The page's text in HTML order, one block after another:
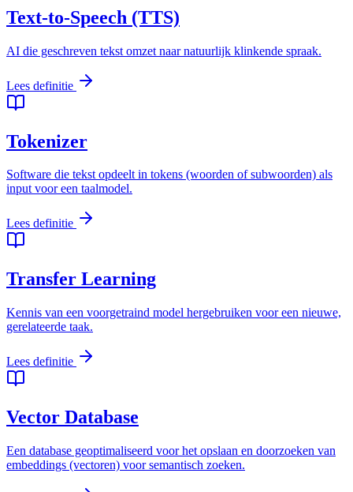
Text-to-Speech (TTS)
AI die geschreven tekst omzet naar natuurlijk klinkende spraak.
Lees definitie
Tokenizer
Software die tekst opdeelt in tokens (woorden of subwoorden) als
input voor een taalmodel.
Lees definitie
Transfer Learning
Kennis van een voorgetraind model hergebruiken voor een nieuwe,
gerelateerde taak.
Lees definitie
Vector Database
Een database geoptimaliseerd voor het opslaan en doorzoeken van
embeddings (vectoren) voor semantisch zoeken.